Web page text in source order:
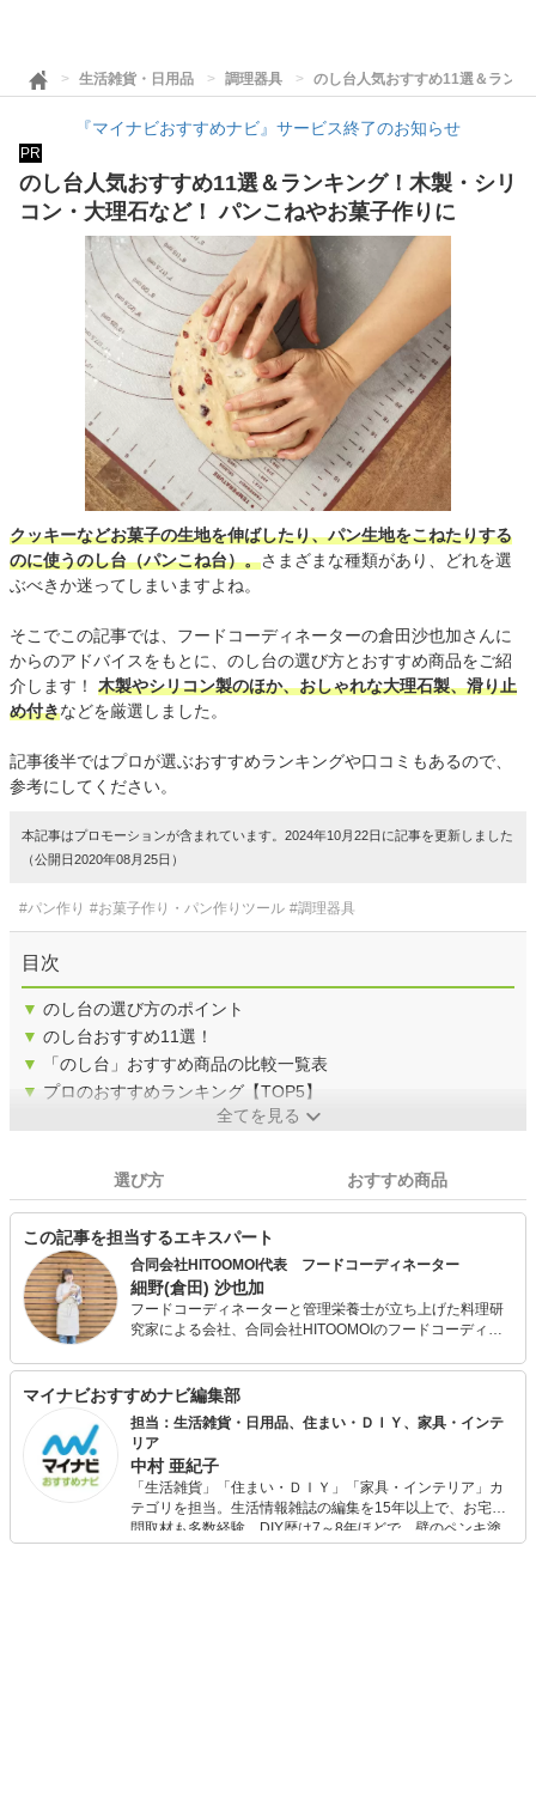
生活雑貨・日用品 調理器具 のし台人気おすすめ11選＆ラン
『マイナビおすすめナビ』サービス終了のお知らせ
PR
のし台人気おすすめ11選＆ランキング！木製・シリ
コン・大理石など！ パンこねやお菓子作りに
クッキーなどお菓子の生地を伸ばしたり、パン生地をこねたりする
のに使うのし台（パンこね台）。さまざまな種類があり、どれを選
ぶべきか迷ってしまいますよね。
そこでこの記事では、フードコーディネーターの倉田沙也加さんに
からのアドバイスをもとに、のし台の選び方とおすすめ商品をご紹
介します！ 木製やシリコン製のほか、おしゃれな大理石製、滑り止
め付きなどを厳選しました。
記事後半ではプロが選ぶおすすめランキングや口コミもあるので、
参考にしてください。
本記事はプロモーションが含まれています。2024年10月22日に記事を更新しました
（公開日2020年08月25日）
#パン作り #お菓子作り・パン作りツール #調理器具
目次
▼ のし台の選び方のポイント
▼ のし台おすすめ11選！
▼
「のし台」おすすめ商品の比較一覧表
▼ プロのおすすめランキング【TOP5】
全てを見る
選び方 おすすめ商品
この記事を担当するエキスパート
合同会社HITOOMOI代表 フードコーディネーター
細野(倉田) 沙也加
フードコーディネーターと管理栄養士が立ち上げた料理研
究家による会社、合同会社HITOOMOIのフードコーディネ
ーンを作ることで、 生きててよかったと思える社会の実現
を目指しています。 主にレシピの開発、記事執筆、栄養計
算、商品開発、食・健康に関するコンサルティングを行っ
ています。SNSで手作り料理を発信中。
マイナビおすすめナビ編集部
担当：生活雑貨・日用品、住まい・ＤＩＹ、家具・インテ
リア
中村 亜紀子
「生活雑貨」「住まい・ＤＩＹ」「家具・インテリア」カ
テゴリを担当。生活情報雑誌の編集を15年以上で、お宅訪
問取材も多数経験。DIY歴は7～8年ほどで、壁のペンキ塗
りや壁紙チェンジなどもチャレンジ済み。初心者でもモノ